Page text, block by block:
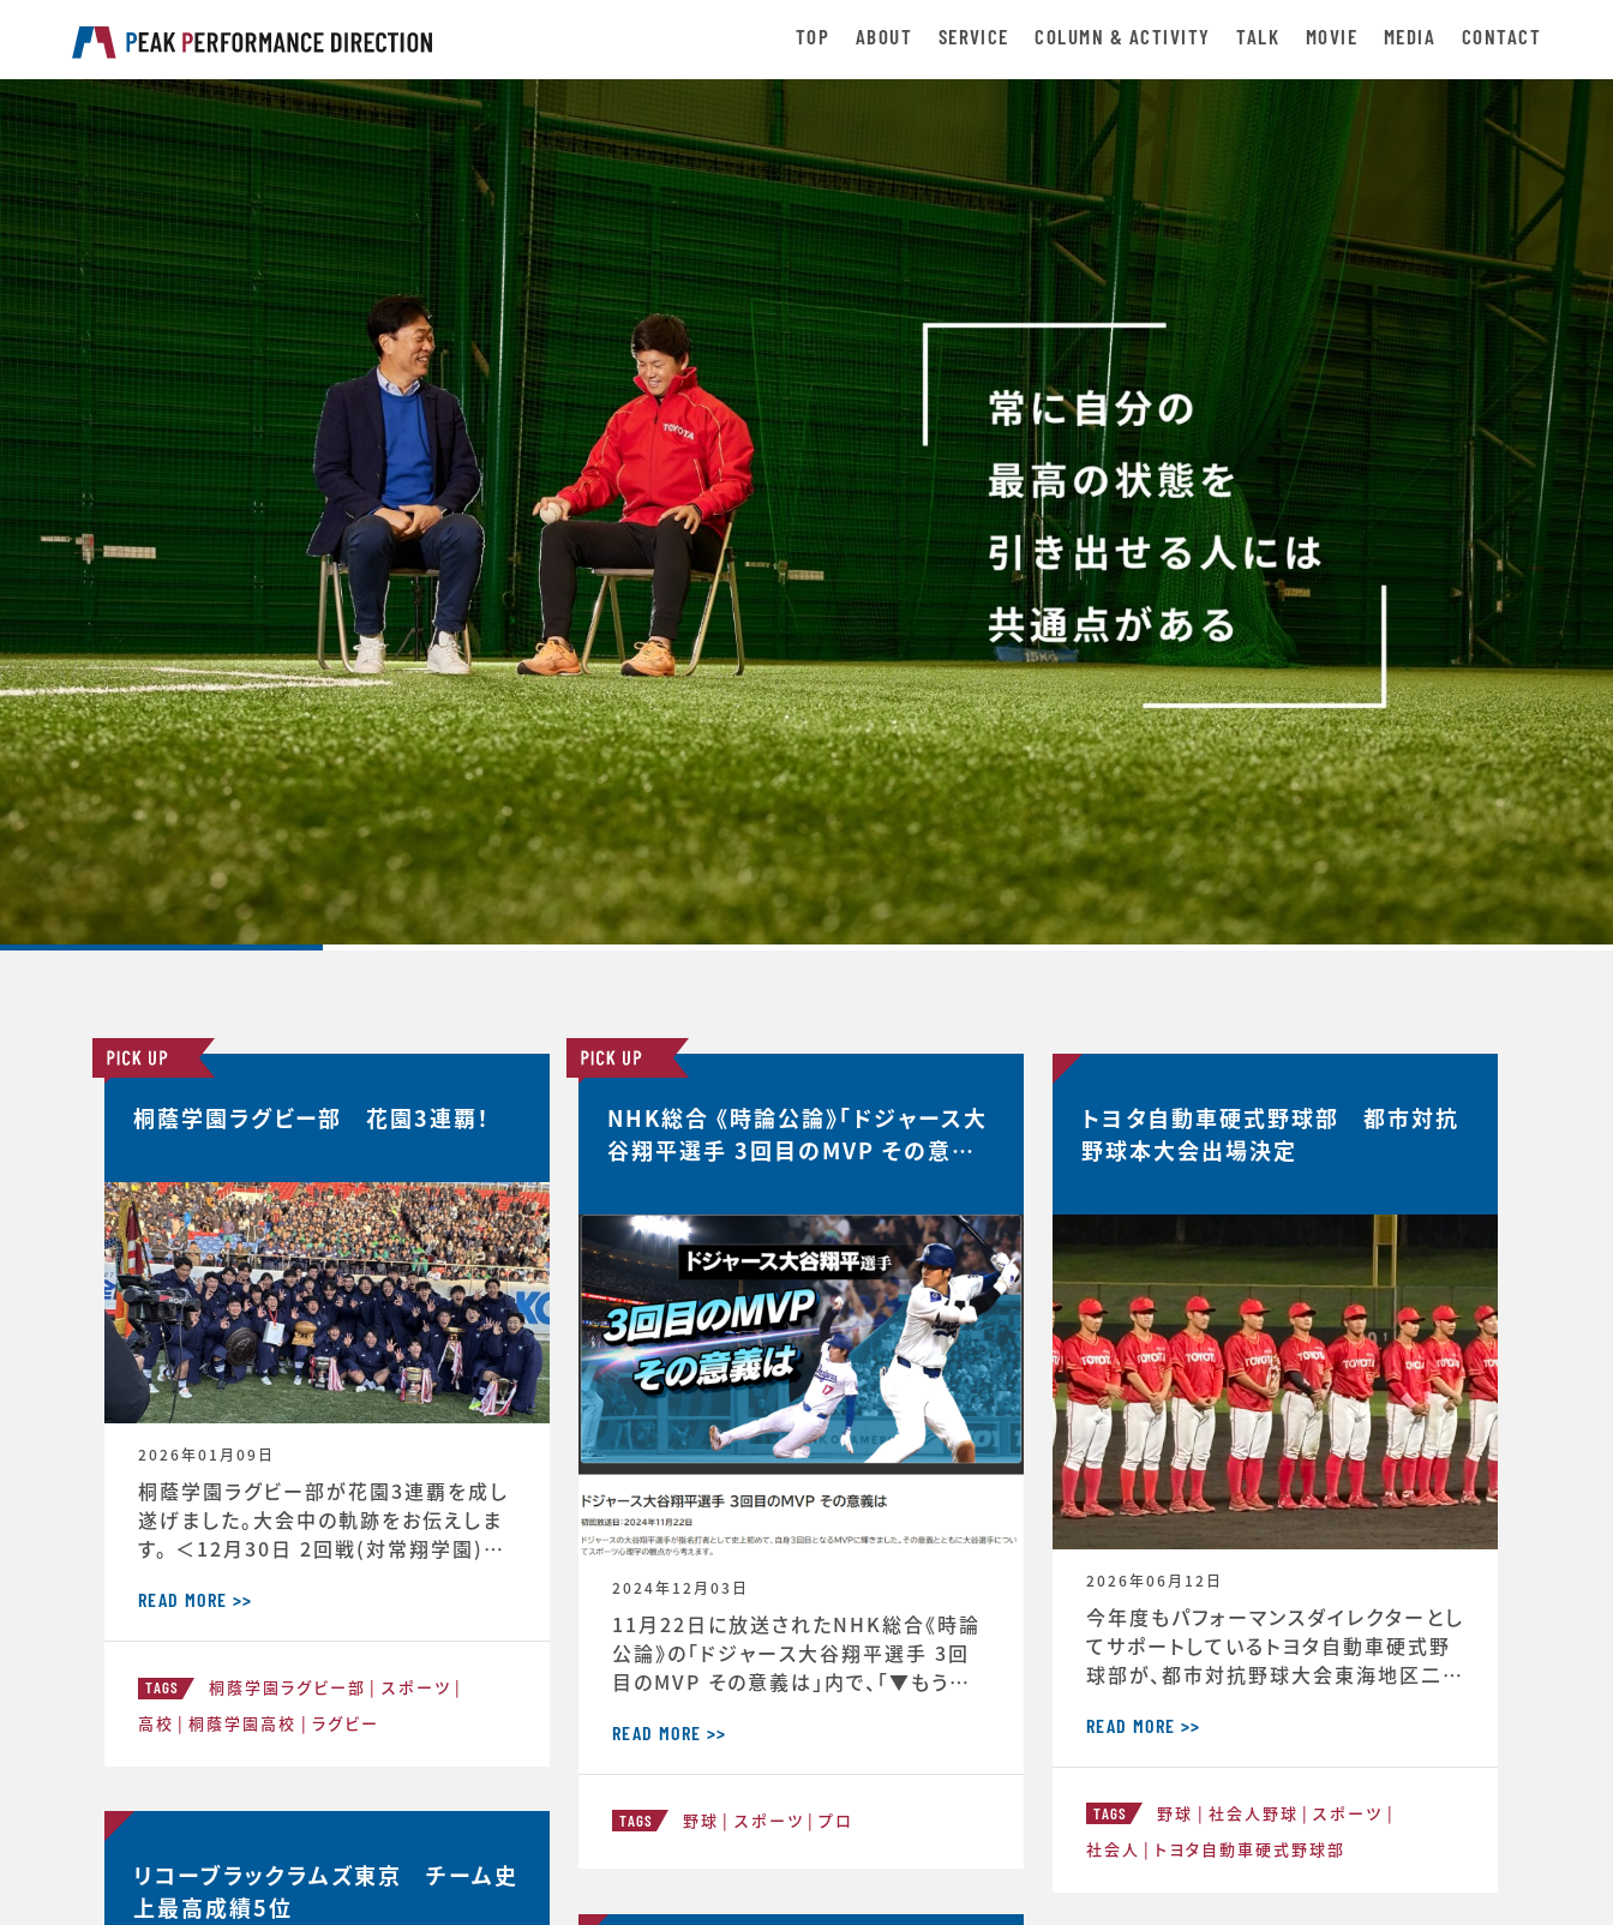
TOP ABOUT SERVICE COLUMN & ACTIVITY TALK MOVIE MEDIA CONTACT
桐蔭学園ラグビー部 花園3連覇！
2026年01月09日
桐蔭学園ラグビー部が花園3連覇を成し
遂げました。大会中の軌跡をお伝えしま
す。 ＜12月30日 2回戦(対常翔学園)後
長する。これまで蓄積したものタフなゲ
ームでやってみる。主観的なデータが出
次のステージの自分と向かい合おう。 ≪
12月31日≫ 桐蔭学園ラグビーファミリ
READ MORE >>
TAGS 桐蔭学園ラグビー部
スポーツ
高校
桐蔭学園高校 ラグビー
NHK総合 《時論公論》「ドジャース大
谷翔平選手 3回目のMVP その意義
2024年12月03日
11月22日に放送されたNHK総合《時論
公論》の「ドジャース大谷翔平選手 3回
目のMVP その意義は」内で、「▼もうひと
と「▼今シーズン大谷選手の活躍が示唆
したこと」のコーナーで、スポーツ心理学
放送内容はこちら↓https://www.nh
READ MORE >>
TAGS 野球 スポーツ プロ
トヨタ自動車硬式野球部 都市対抗
野球本大会出場決定
2026年06月12日
今年度もパフォーマンスダイレクターとし
てサポートしているトヨタ自動車硬式野
球部が、都市対抗野球大会東海地区二次
場が決定しました。 ◆第97回都市対抗
野球大会 本大会出場決定のお知らせ（ト
s://redcruisers.toyotatimes-spor
ts.toyota/news/team_news-1505
READ MORE >>
TAGS 野球 社会人野球
スポーツ
社会人
トヨタ自動車硬式野球部
リコーブラックラムズ東京 チーム史
上最高成績5位